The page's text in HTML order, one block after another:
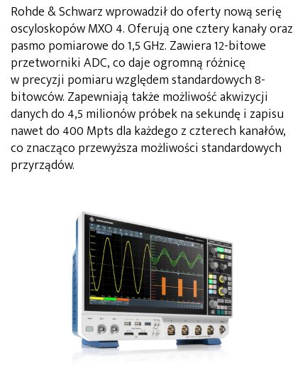
Rohde & Schwarz wprowadził do oferty nową serię
oscyloskopów MXO 4. Oferują one cztery kanały oraz
pasmo pomiarowe do 1,5 GHz. Zawiera 12-bitowe
przetworniki ADC, co daje ogromną różnicę
w precyzji pomiaru względem standardowych 8-
bitowców. Zapewniają także możliwość akwizycji
danych do 4,5 milionów próbek na sekundę i zapisu
nawet do 400 Mpts dla każdego z czterech kanałów,
co znacząco przewyższa możliwości standardowych
przyrządów.